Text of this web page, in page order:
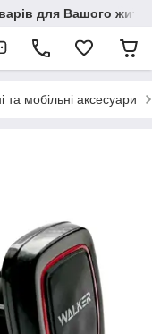
для Вашого
та мобільні аксесуари